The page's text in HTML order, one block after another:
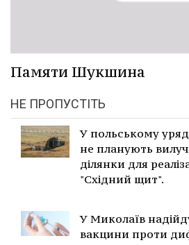
Памяти Шукшина
НЕ ПРОПУСТІТЬ
У польському
не планують
ділянки для
"Східний щит".
У Миколаїв
вакцини проти